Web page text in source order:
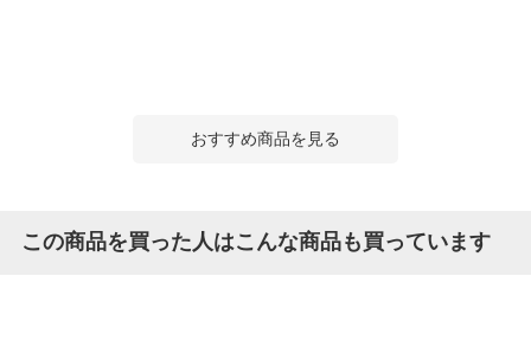
おすすめ商品を見る
この商品を買った人はこんな商品も買っています